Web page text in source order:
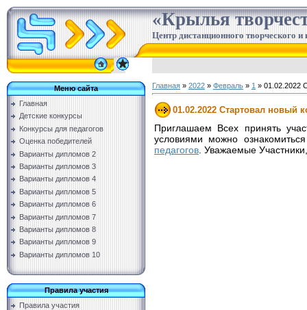
«Крылья
Центр дистанционного творческого и
Меню сайта
Главная
Детские конкурсы
Конкурсы для педагогов
Оценка победителей
Варианты дипломов 2
Варианты дипломов 3
Варианты дипломов 4
Варианты дипломов 5
Варианты дипломов 6
Варианты дипломов 7
Варианты дипломов 8
Варианты дипломов 9
Варианты дипломов 10
Правила участия
Правила участия
Главная » 2022 » Февраль » 1 » 01.02.2022
01.02.2022 Стартовал новый
Приглашаем Всех принять
условиями можно
педагогов . Уважаемые